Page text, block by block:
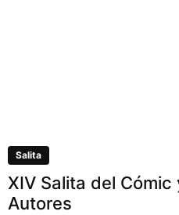
Salita
XIV Salita del
Autores